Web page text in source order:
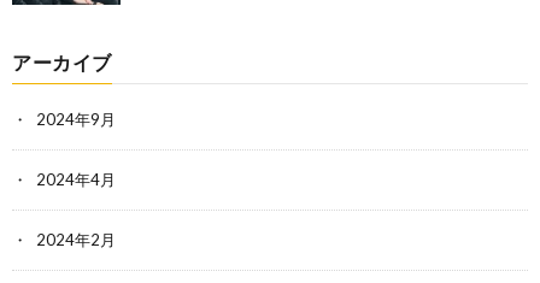
アーカイブ
2024年9月
2024年4月
2024年2月